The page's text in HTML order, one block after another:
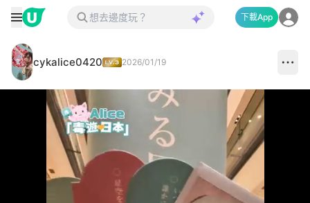
下載App
cykalice0420 2026/01/19